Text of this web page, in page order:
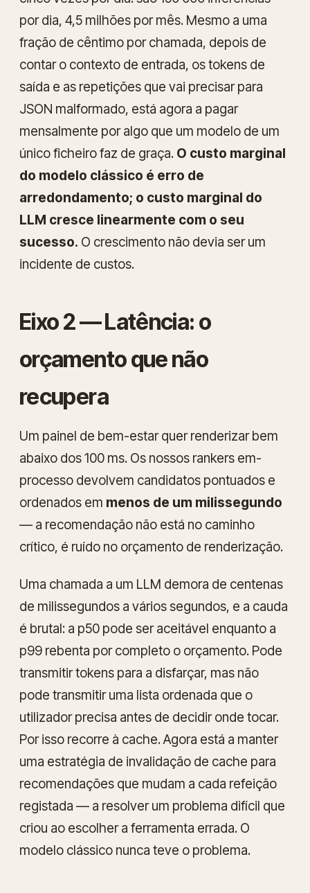
por dia, 4,5 milhões por mês. Mesmo a uma
fração de cêntimo por chamada, depois de
contar o contexto de entrada, os tokens de
saída e as repetições que vai precisar para
JSON malformado, está agora a pagar
mensalmente por algo que um modelo de um
único ficheiro faz de graça. O custo marginal
do modelo clássico é erro de
arredondamento; o custo marginal do
LLM cresce linearmente com o seu
sucesso. O crescimento não devia ser um
incidente de custos.
Eixo 2 — Latência: o
orçamento que não
recupera
Um painel de bem-estar quer renderizar bem
abaixo dos 100 ms. Os nossos rankers em-
processo devolvem candidatos pontuados e
ordenados em menos de um milissegundo
— a recomendação não está no caminho
crítico, é ruído no orçamento de renderização.
Uma chamada a um LLM demora de centenas
de milissegundos a vários segundos, e a cauda
é brutal: a p50 pode ser aceitável enquanto a
p99 rebenta por completo o orçamento. Pode
transmitir tokens para a disfarçar, mas não
pode transmitir uma lista ordenada que o
utilizador precisa antes de decidir onde tocar.
Por isso recorre à cache. Agora está a manter
uma estratégia de invalidação de cache para
recomendações que mudam a cada refeição
registada — a resolver um problema difícil que
criou ao escolher a ferramenta errada. O
modelo clássico nunca teve o problema.